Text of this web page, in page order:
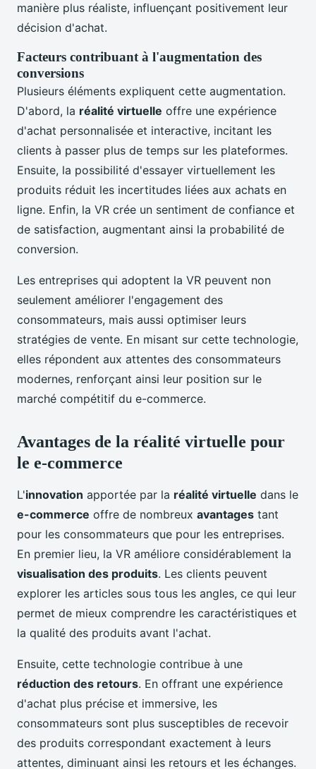
manière plus réaliste, influençant positivement leur
décision d'achat.
Facteurs contribuant à l'augmentation des
conversions
Plusieurs éléments expliquent cette augmentation.
D'abord, la réalité virtuelle offre une expérience
d'achat personnalisée et interactive, incitant les
clients à passer plus de temps sur les plateformes.
Ensuite, la possibilité d'essayer virtuellement les
produits réduit les incertitudes liées aux achats en
ligne. Enfin, la VR crée un sentiment de confiance et
de satisfaction, augmentant ainsi la probabilité de
conversion.
Les entreprises qui adoptent la VR peuvent non
seulement améliorer l'engagement des
consommateurs, mais aussi optimiser leurs
stratégies de vente. En misant sur cette technologie,
elles répondent aux attentes des consommateurs
modernes, renforçant ainsi leur position sur le
marché compétitif du e-commerce.
Avantages de la réalité virtuelle pour
le e-commerce
L'innovation apportée par la réalité virtuelle dans le
e-commerce offre de nombreux avantages tant
pour les consommateurs que pour les entreprises.
En premier lieu, la VR améliore considérablement la
visualisation des produits. Les clients peuvent
explorer les articles sous tous les angles, ce qui leur
permet de mieux comprendre les caractéristiques et
la qualité des produits avant l'achat.
Ensuite, cette technologie contribue à une
réduction des retours. En offrant une expérience
d'achat plus précise et immersive, les
consommateurs sont plus susceptibles de recevoir
des produits correspondant exactement à leurs
attentes, diminuant ainsi les retours et les échanges.